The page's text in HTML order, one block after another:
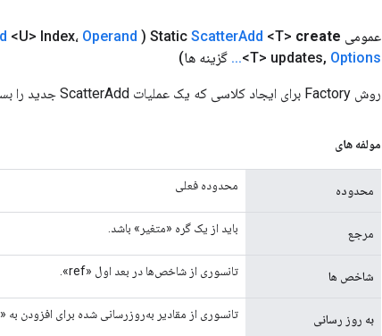
عمومی Static ScatterAdd <T> create
( <U> Index، Operand
<T> updates, Options
.
.
. گزینه ها)
روش Factory برای ایجاد کلاسی که یک عملیات ScatterAdd جدید را بسته بندی می کند.
مولفه های
محدوده محدوده فعلی
مرجع باید از یک گره «متغیر» باشد.
شاخص ها تانسوری از شاخص‌ها در بعد اول «ref».
به روز رسانی تانسوری از مقادیر به‌روزرسانی شده برای افزودن به «ref».